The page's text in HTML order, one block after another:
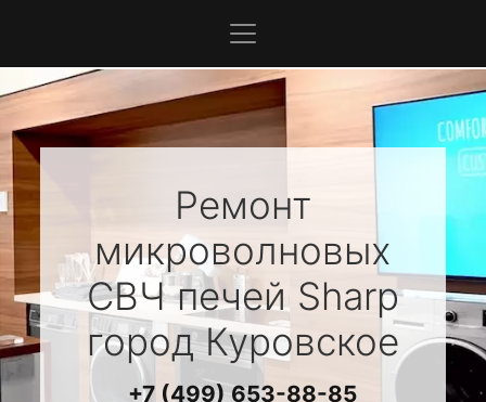
Ремонт
микроволновых
СВЧ печей Sharp
город Куровское
+7 (499) 653-88-85